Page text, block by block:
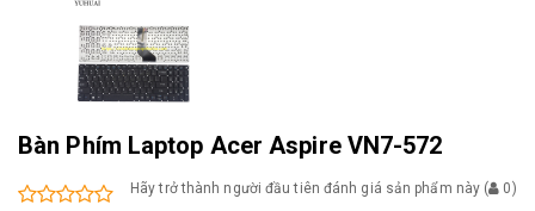
Bàn Phím Laptop Acer Aspire VN7-572
Hãy trở thành người đầu tiên đánh giá sản phẩm này ( 0)